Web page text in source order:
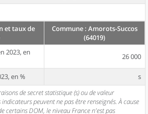
et taux de
Commune : Amorots-Succos
(64019)
2023, en
26 000
en %
s
de secret statistique (s) ou de valeur
peuvent ne pas être renseignés. À cause
certains DOM, le niveau France n'est pas